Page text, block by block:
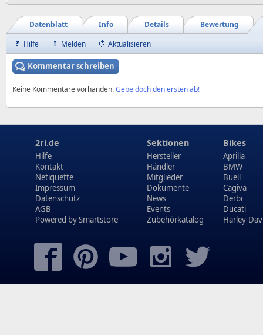
Bewertung
Details
Info
Datenblatt
Hilfe
Melden Aktualisieren
Kommentar schreiben
Keine Kommentare vorhanden.Gebe doch den ersten ab!
2ri.de
Hilfe
Kontakt
Netiquette
Impressum
Datenschutz
AGB
Powered bySmartstore
Sektionen
Hersteller
Händler
Mitglieder
Dokumente
News
Events
Zubehörkatalog
Bikes
Aprilia
BMW
Buell
Cagiva
Derbi
Ducati
Harley-